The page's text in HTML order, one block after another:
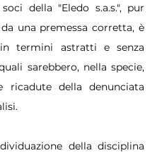
della "Eledo s.a.s.", pur
una premessa corretta, è
termini astratti e senza
sarebbero, nella specie,
ricadute della denunciata
della disciplina